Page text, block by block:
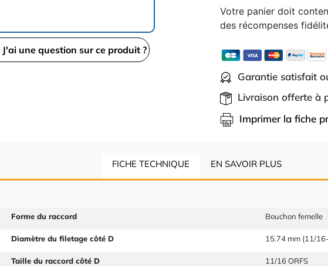
J'ai une question sur ce produit ?
Votre panier doit
des récompenses
Garantie satisfait
Livraison offerte à
Imprimer la fiche
FICHE TECHNIQUE EN SAVOIR PLUS
Forme du raccord Bouchon femelle
Diamètre du filetage côté D 15.74 mm (11/
Taille du raccord côté D 11/16 ORFS